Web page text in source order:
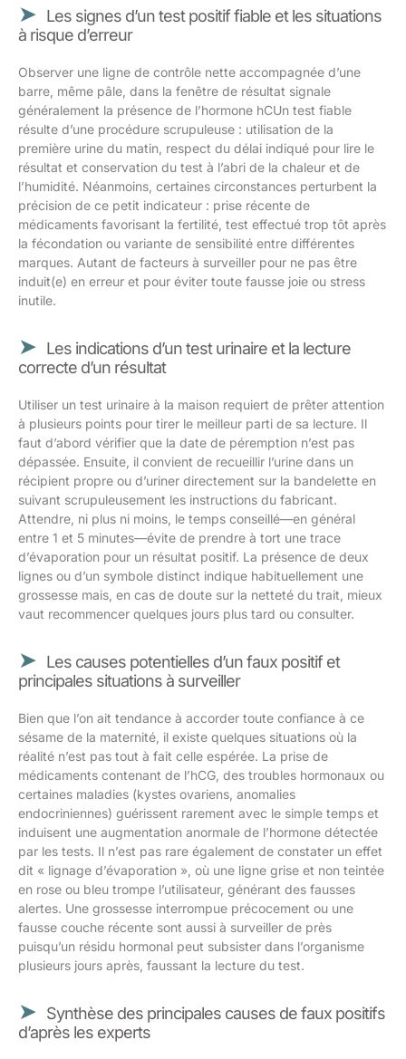
Les signes d’un test positif fiable et les situations
à risque d’erreur
Observer une ligne de contrôle nette accompagnée d’une
barre, même pâle, dans la fenêtre de résultat signale
généralement la présence de l’hormone hCUn test fiable
résulte d’une procédure scrupuleuse : utilisation de la
première urine du matin, respect du délai indiqué pour lire le
résultat et conservation du test à l’abri de la chaleur et de
l’humidité. Néanmoins, certaines circonstances perturbent la
précision de ce petit indicateur : prise récente de
médicaments favorisant la fertilité, test effectué trop tôt après
la fécondation ou variante de sensibilité entre différentes
marques. Autant de facteurs à surveiller pour ne pas être
induit(e) en erreur et pour éviter toute fausse joie ou stress
inutile.
Les indications d’un test urinaire et la lecture
correcte d’un résultat
Utiliser un test urinaire à la maison requiert de prêter attention
à plusieurs points pour tirer le meilleur parti de sa lecture. Il
faut d’abord vérifier que la date de péremption n’est pas
dépassée. Ensuite, il convient de recueillir l’urine dans un
récipient propre ou d’uriner directement sur la bandelette en
suivant scrupuleusement les instructions du fabricant.
Attendre, ni plus ni moins, le temps conseillé—en général
entre 1 et 5 minutes—évite de prendre à tort une trace
d’évaporation pour un résultat positif. La présence de deux
lignes ou d’un symbole distinct indique habituellement une
grossesse mais, en cas de doute sur la netteté du trait, mieux
vaut recommencer quelques jours plus tard ou consulter.
Les causes potentielles d’un faux positif et
principales situations à surveiller
Bien que l’on ait tendance à accorder toute confiance à ce
sésame de la maternité, il existe quelques situations où la
réalité n’est pas tout à fait celle espérée. La prise de
médicaments contenant de l’hCG, des troubles hormonaux ou
certaines maladies (kystes ovariens, anomalies
endocriniennes) guérissent rarement avec le simple temps et
induisent une augmentation anormale de l’hormone détectée
par les tests. Il n’est pas rare également de constater un effet
dit « lignage d’évaporation », où une ligne grise et non teintée
en rose ou bleu trompe l’utilisateur, générant des fausses
alertes. Une grossesse interrompue précocement ou une
fausse couche récente sont aussi à surveiller de près
puisqu’un résidu hormonal peut subsister dans l’organisme
plusieurs jours après, faussant la lecture du test.
Synthèse des principales causes de faux positifs
d’après les experts